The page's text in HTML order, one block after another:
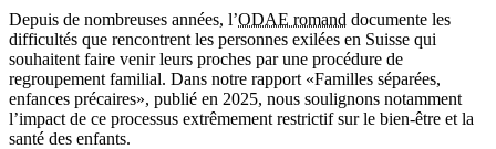
Depuis de nombreuses années, l’ODAE romand documente les
difficultés que rencontrent les personnes exilées en Suisse qui
souhaitent faire venir leurs proches par une procédure de
regroupement familial. Dans notre rapport «Familles séparées,
enfances précaires», publié en 2025, nous soulignons notamment
l’impact de ce processus extrêmement restrictif sur le bien-être et la
santé des enfants.